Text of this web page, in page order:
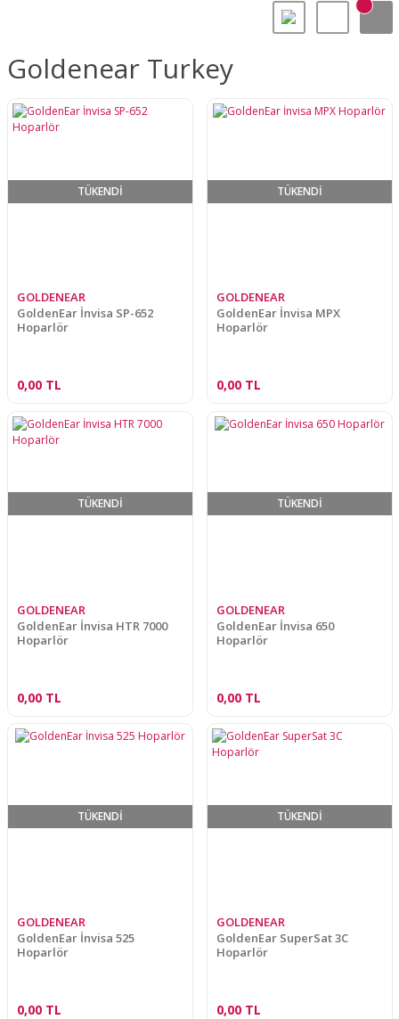
Goldenear Turkey
TÜKENDİ
GOLDENEAR
GoldenEar İnvisa SP-652
Hoparlör
0,00 TL
TÜKENDİ
GOLDENEAR
GoldenEar İnvisa MPX
Hoparlör
0,00 TL
TÜKENDİ
GOLDENEAR
GoldenEar İnvisa HTR 7000
Hoparlör
0,00 TL
TÜKENDİ
GOLDENEAR
GoldenEar İnvisa 650
Hoparlör
0,00 TL
TÜKENDİ
GOLDENEAR
GoldenEar İnvisa 525
Hoparlör
0,00 TL
TÜKENDİ
GOLDENEAR
GoldenEar SuperSat 3C
Hoparlör
0,00 TL